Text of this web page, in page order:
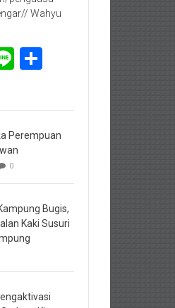
Wahyu
Line
Perempuan
0
Bugis,
Kaki Susuri